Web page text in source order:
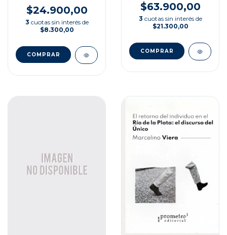
$24.900,00
3 cuotas sin interés de
$8.300,00
$63.900,00
3 cuotas sin interés de
$21.300,00